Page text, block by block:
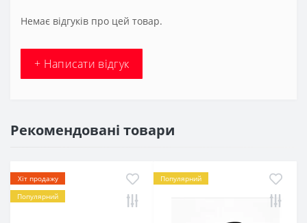
Немає відгуків про цей товар.
+ Написати відгук
Рекомендовані товари
Хіт продажу
Популярний
Популярний